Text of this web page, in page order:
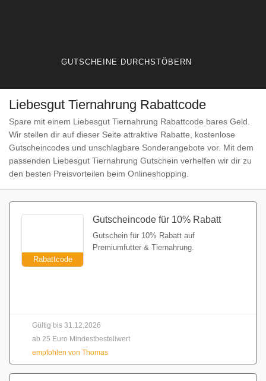
GUTSCHEINE DURCHSTÖBERN
Liebesgut Tiernahrung Rabattcode
Spare mit einem Liebesgut Tiernahrung Rabattcode bares Geld.
Wir stellen dir auf dieser Seite attraktive Rabatte, kostenlose
Gutscheincodes und unschlagbare Sonderangebote vor. Mit dem
passenden Liebesgut Tiernahrung Gutschein verhelfen wir dir zu
den besten Preisvorteilen beim Onlineshopping.
Rabattcode
Gutscheincode für 10% Rabatt
Gutschein für 10% Rabatt auf
Premiumfutter & Tiernahrung.
Gültig bis 31.12.2026
ab 25 Euro Mindestbestellwert
empfohlen von Thomas